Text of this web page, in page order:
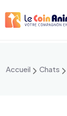
au
Accueil Chats